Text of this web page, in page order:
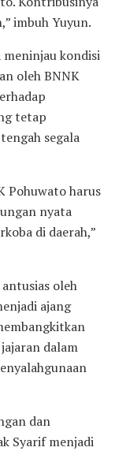
imbuh Yuyun.
kondisi
oleh BNNK
tetap
segala
Pohuwato harus
nyata
di daerah,”
oleh
ajang
dalam
dan
Syarif menjadi